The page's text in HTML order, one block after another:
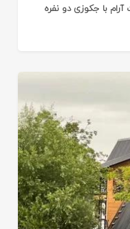
با جکوزی دو نفره